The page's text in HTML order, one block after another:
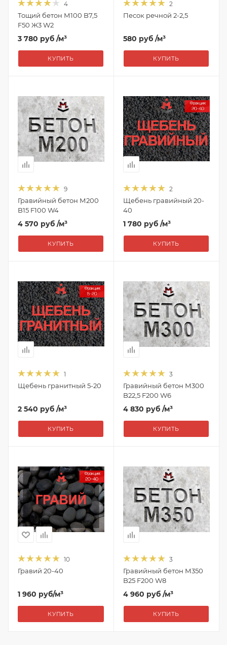
4
Тощий бетон М100 B7,5
F50 Ж3 W2
3 780 руб /м³
КУПИТЬ
2
Песок речной 2-2,5
580 руб /м³
КУПИТЬ
9
Гравийный бетон М200
B15 F100 W4
4 570 руб /м³
КУПИТЬ
2
Щебень гравийный 20-
40
1 780 руб /м³
КУПИТЬ
1
Щебень гранитный 5-20
2 540 руб /м³
КУПИТЬ
3
Гравийный бетон М300
B22,5 F200 W6
4 830 руб /м³
КУПИТЬ
10
Гравий 20-40
1 960 руб/м³
КУПИТЬ
3
Гравийный бетон М350
B25 F200 W8
4 960 руб /м³
КУПИТЬ